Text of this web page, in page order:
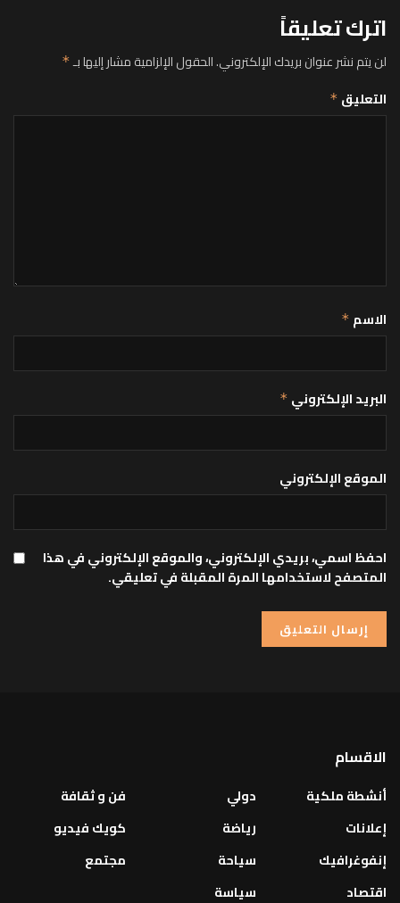
اترك تعليقاً
لن يتم نشر عنوان بريدك الإلكتروني.الحقول الإلزامية مشار إليها بـ*
التعليق *
الاسم *
البريد الإلكتروني *
الموقع الإلكتروني
احفظ اسمي، بريدي الإلكتروني، والموقع الإلكتروني في هذا
المتصفح لاستخدامها المرة المقبلة في تعليقي.
الاقسام
أنشطة ملكية
إعلانات
إنفوغرافيك
اقتصاد
دولي
رياضة
سياحة
سياسة
فن و ثقافة
كويك فيديو
مجتمع